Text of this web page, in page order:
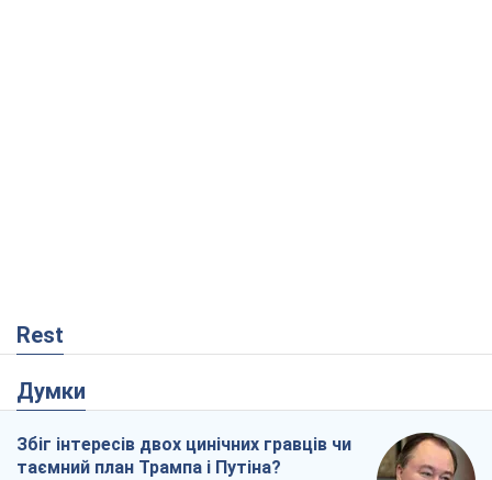
Rest
Думки
Збіг інтересів двох цинічних гравців чи
таємний план Трампа і Путіна?